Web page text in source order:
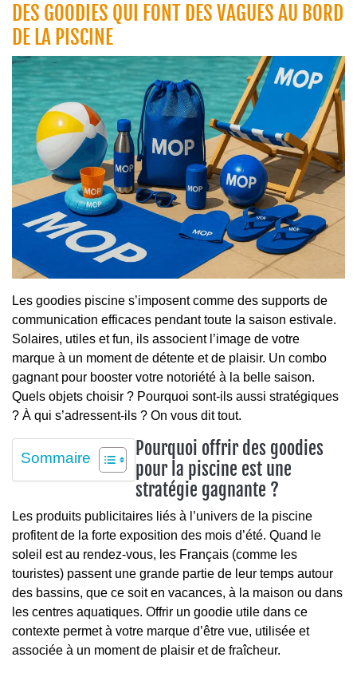
DES GOODIES QUI FONT DES VAGUES AU BORD
DE LA PISCINE
Les goodies piscine s’imposent comme des supports de
communication efficaces pendant toute la saison estivale.
Solaires, utiles et fun, ils associent l’image de votre
marque à un moment de détente et de plaisir. Un combo
gagnant pour booster votre notoriété à la belle saison.
Quels objets choisir ? Pourquoi sont-ils aussi stratégiques
? À qui s’adressent-ils ? On vous dit tout.
Sommaire
Pourquoi offrir des goodies
pour la piscine est une
stratégie gagnante ?
Les produits publicitaires liés à l’univers de la piscine
profitent de la forte exposition des mois d’été. Quand le
soleil est au rendez-vous, les Français (comme les
touristes) passent une grande partie de leur temps autour
des bassins, que ce soit en vacances, à la maison ou dans
les centres aquatiques. Offrir un goodie utile dans ce
contexte permet à votre marque d’être vue, utilisée et
associée à un moment de plaisir et de fraîcheur.